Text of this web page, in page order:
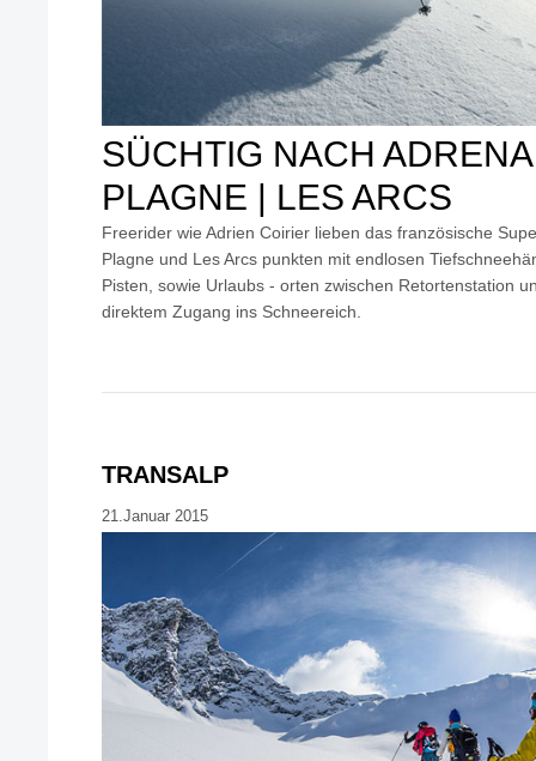
SÜCHTIG NACH
PLAGNE | LES ARCS
Freerider wie Adrien Coirier lieben das französische
Plagne und Les Arcs punkten mit endlosen
Pisten, sowie Urlaubs - orten zwischen Retortenstation
direktem Zugang ins Schneereich.
TRANSALP
21.Januar 2015